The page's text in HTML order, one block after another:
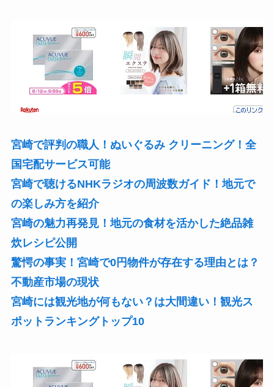
宮崎で評判の職人！ぬいぐるみ クリーニング！全
国宅配サービス可能
宮崎で聴けるNHKラジオの周波数ガイド！地元で
の楽しみ方を紹介
宮崎の魅力再発見！地元の食材を活かした絶品雑
炊レシピ公開
驚愕の事実！宮崎で0円物件が存在する理由とは？
不動産市場の現状
宮崎には観光地が何もない？は大間違い！観光ス
ポットランキングトップ10